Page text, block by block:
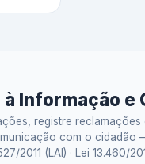
Informação e
registre reclamações
com o cidadão
2011 (LAI) · Lei 13.460/